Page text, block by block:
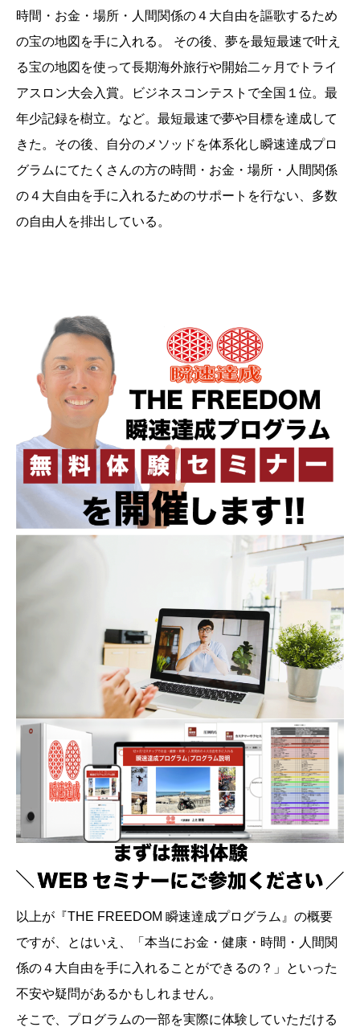
時間・お金・場所・人間関係の４大自由を謳歌するため
の宝の地図を手に入れる。 その後、夢を最短最速で叶え
る宝の地図を使って長期海外旅行や開始二ヶ月でトライ
アスロン大会入賞。ビジネスコンテストで全国１位。最
年少記録を樹立。など。最短最速で夢や目標を達成して
きた。その後、自分のメソッドを体系化し瞬速達成プロ
グラムにてたくさんの方の時間・お金・場所・人間関係
の４大自由を手に入れるためのサポートを行ない、多数
の自由人を排出している。
以上が『THE FREEDOM 瞬速達成プログラム』の概要
ですが、とはいえ、「本当にお金・健康・時間・人間関
係の４大自由を手に入れることができるの？」といった
不安や疑問があるかもしれません。
そこで、プログラムの一部を実際に体験していただける